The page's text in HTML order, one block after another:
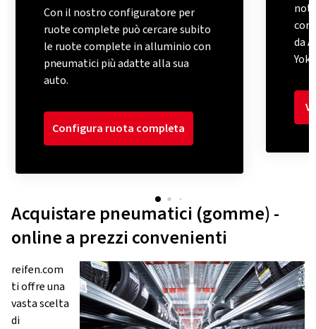
Con il nostro configuratore per
ruote complete può cercare subito
le ruote complete in alluminio con
pneumatici più adatte alla sua
auto.
Configura ruota completa
da
Acquistare pneumatici (gomme) -
online a prezzi convenienti
reifen.com
ti offre una
vasta scelta
di